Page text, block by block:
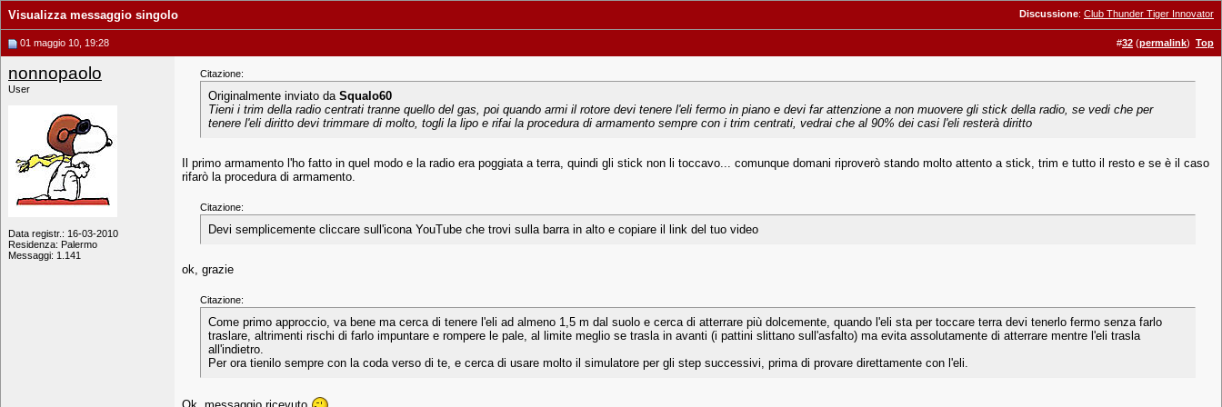
Discussione: Club Thunder Tiger Innovator
Visualizza messaggio singolo
01 maggio 10, 19:28 #32 (permalink) Top
nonnopaolo
User
Data registr.: 16-03-2010
Residenza: Palermo
Messaggi: 1.141
Citazione:
Originalmente inviato da Squalo60
Tieni i trim della radio centrati tranne quello del gas, poi quando armi il rotore devi tenere l'eli fermo in piano e devi far attenzione a non muovere gli stick della radio, se vedi che per
tenere l'eli diritto devi trimmare di molto, togli la lipo e rifai la procedura di armamento sempre con i trim centrati, vedrai che al 90% dei casi l'eli resterà diritto
Il primo armamento l'ho fatto in quel modo e la radio era poggiata a terra, quindi gli stick non li toccavo... comunque domani riproverò stando molto attento a stick, trim e tutto il resto e se è il caso
rifarò la procedura di armamento.
Citazione:
Devi semplicemente cliccare sull'icona YouTube che trovi sulla barra in alto e copiare il link del tuo video
ok, grazie
Citazione:
Come primo approccio, va bene ma cerca di tenere l'eli ad almeno 1,5 m dal suolo e cerca di atterrare più dolcemente, quando l'eli sta per toccare terra devi tenerlo fermo senza farlo
traslare, altrimenti rischi di farlo impuntare e rompere le pale, al limite meglio se trasla in avanti (i pattini slittano sull'asfalto) ma evita assolutamente di atterrare mentre l'eli trasla
all'indietro.
Per ora tienilo sempre con la coda verso di te, e cerca di usare molto il simulatore per gli step successivi, prima di provare direttamente con l'eli.